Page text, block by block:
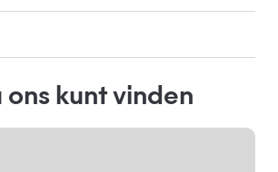
ons kunt vinden